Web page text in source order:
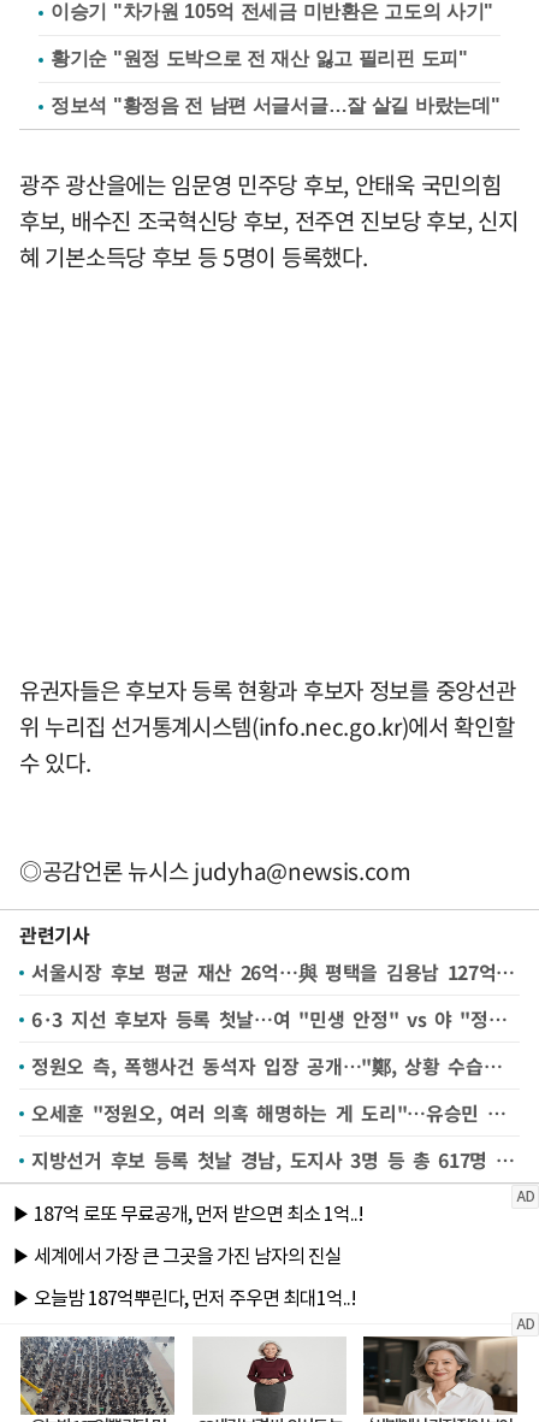
이승기 "차가원 105억 전세금 미반환은 고도의 사기"
황기순 "원정 도박으로 전 재산 잃고 필리핀 도피"
정보석 "황정음 전 남편 서글서글…잘 살길 바랐는데"
광주 광산을에는 임문영 민주당 후보, 안태욱 국민의힘
후보, 배수진 조국혁신당 후보, 전주연 진보당 후보, 신지
혜 기본소득당 후보 등 5명이 등록했다.
유권자들은 후보자 등록 현황과 후보자 정보를 중앙선관
위 누리집 선거통계시스템(info.nec.go.kr)에서 확인할
수 있다.
◎공감언론 뉴시스judyha@newsis.com
관련기사
서울시장 후보 평균 재산 26억…與 평택을 김용남 127억 '재산 1위'
6·3 지선 후보자 등록 첫날…여 "민생 안정" vs 야 "정권 심판"
정원오 측, 폭행사건 동석자 입장 공개…"鄭, 상황 수습하다 휘말려"
오세훈 "정원오, 여러 의혹 해명하는 게 도리"…유승민 손잡고 "천군만마"(종합)
지방선거 후보 등록 첫날 경남, 도지사 3명 등 총 617명 접수